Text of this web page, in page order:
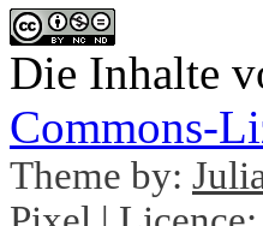
Die Inhalte
Commons-
Theme by: